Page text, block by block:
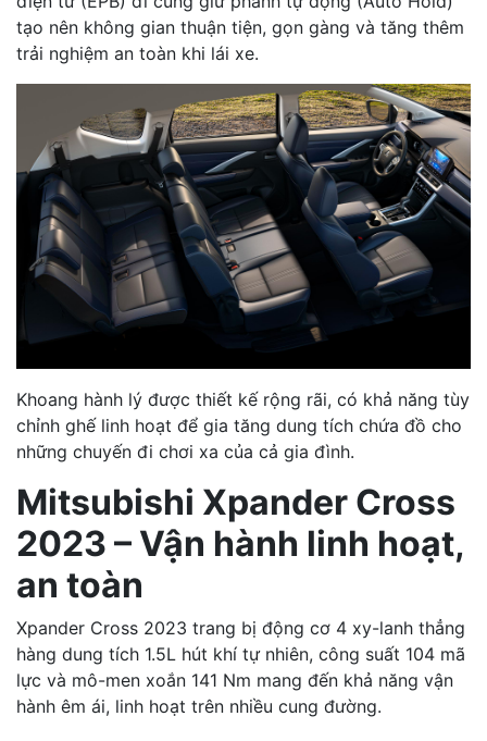
tạo nên không gian thuận tiện, gọn gàng và tăng thêm
trải nghiệm an toàn khi lái xe.
Khoang hành lý được thiết kế rộng rãi, có khả năng tùy
chỉnh ghế linh hoạt để gia tăng dung tích chứa đồ cho
những chuyến đi chơi xa của cả gia đình.
Mitsubishi Xpander Cross
2023 – Vận hành linh hoạt,
an toàn
Xpander Cross 2023 trang bị động cơ 4 xy-lanh thẳng
hàng dung tích 1.5L hút khí tự nhiên, công suất 104 mã
lực và mô-men xoắn 141 Nm mang đến khả năng vận
hành êm ái, linh hoạt trên nhiều cung đường.